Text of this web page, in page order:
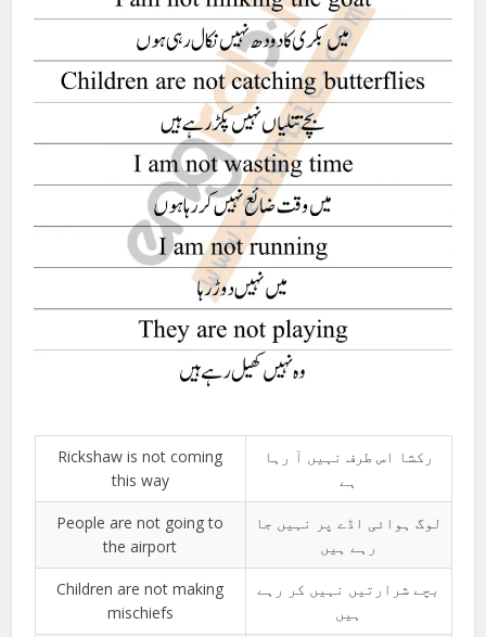
Rickshaw is not coming
this way
رکشا اس طرف نہیں آ رہا
ہے
People are not going to
the airport
لوگ ہوائی اڈے پر نہیں جا
رہے ہیں
Children are not making
mischiefs
بچے شرارتیں نہیں کر رہے
ہیں